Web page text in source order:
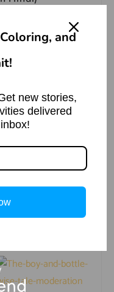
शक्ति का प्राकट्य
More »
to Draw
Bottle in 8
steps
and
new stories,
delivered